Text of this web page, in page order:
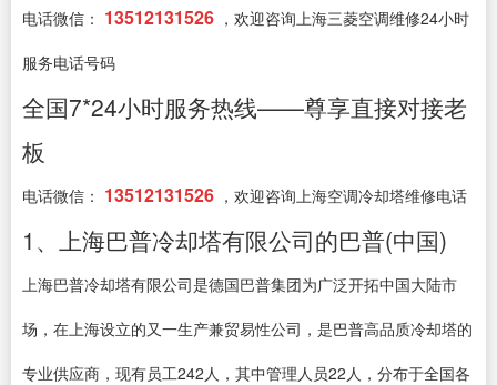
电话微信： 13512131526 ，欢迎咨询上海三菱空调维修24小时
服务电话号码
全国7*24小时服务热线——尊享直接对接老
板
电话微信： 13512131526 ，欢迎咨询上海空调冷却塔维修电话
1、上海巴普冷却塔有限公司的巴普(中国)
上海巴普冷却塔有限公司是德国巴普集团为广泛开拓中国大陆市
场，在上海设立的又一生产兼贸易性公司，是巴普高品质冷却塔的
专业供应商，现有员工242人，其中管理人员22人，分布于全国各